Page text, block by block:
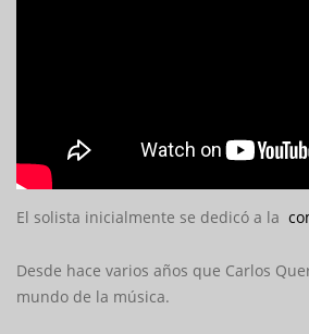
El solista inicialmente se dedicó a la
Desde hace varios años que Carlos
mundo de la música.